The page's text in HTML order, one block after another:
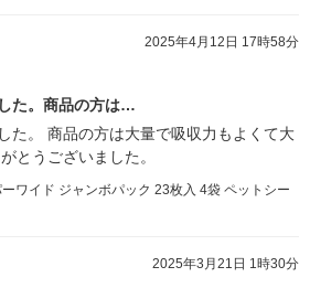
2025年4月12日 17時58分
た。商品の方は…
た。 商品の方は大量で吸収力もよくて大
とうございました。
ワイド ジャンボパック 23枚入 4袋 ペットシー
2025年3月21日 1時30分